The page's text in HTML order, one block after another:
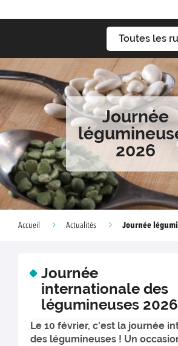
Toutes les
Journée
2026
Accueil Actualités Journée
Journée
internationale des
légumineuses 2026
Le 10 février, c'est la journée
des légumineuses ! Un